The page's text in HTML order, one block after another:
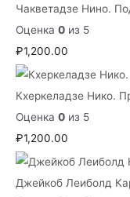
Чакветадзе Нино.
Оценка 0 из 5
₽1,200.00
Кхеркеладзе Нико.
Оценка 0 из 5
₽1,200.00
Джейкоб Леиболд